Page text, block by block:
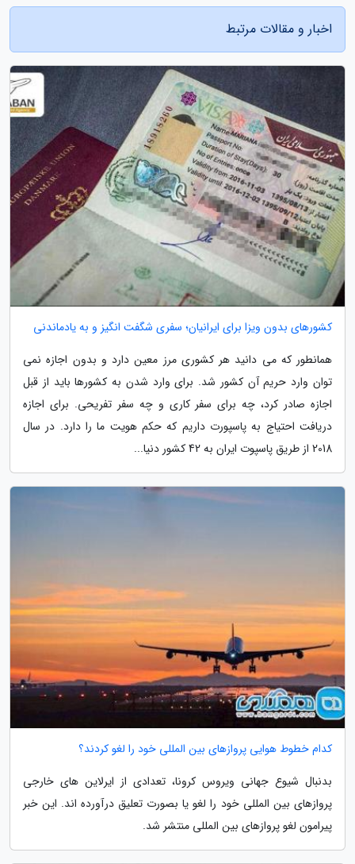
اخبار و مقالات مرتبط
کشورهای بدون ویزا برای ایرانیان؛ سفری شگفت انگیز و به یادماندنی
همانطور که می دانید هر کشوری مرز معین دارد و بدون اجازه نمی
توان وارد حریم آن کشور شد. برای وارد شدن به کشورها باید از قبل
اجازه صادر کرد، چه برای سفر کاری و چه سفر تفریحی. برای اجازه
دریافت احتیاج به پاسپورت داریم که حکم هویت ما را دارد. در سال
2018 از طریق پاسپوت ایران به 42 کشور دنیا...
کدام خطوط هوایی پروازهای بین المللی خود را لغو کردند؟
بدنبال شیوع جهانی ویروس کرونا، تعدادی از ایرلاین های خارجی
پروازهای بین المللی خود را لغو یا بصورت تعلیق درآورده اند. این خبر
پیرامون لغو پروازهای بین المللی منتشر شد.